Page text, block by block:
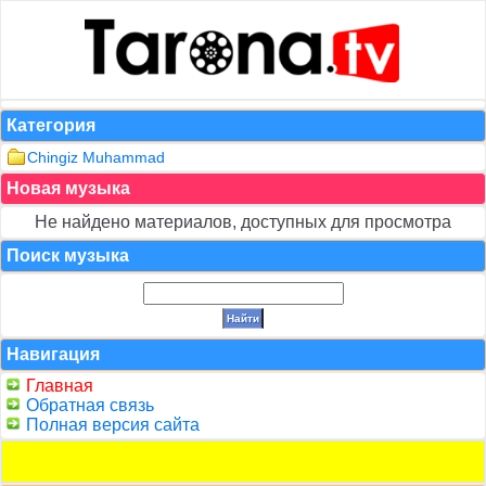
Категория
Chingiz Muhammad
Новая музыка
Не найдено материалов, доступных для просмотра
Поиск музыка
Навигация
Главная
Обратная связь
Полная версия сайта